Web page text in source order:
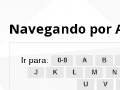
Navegando por
Ir para: 0-9 A B
J
K L M N
U
V